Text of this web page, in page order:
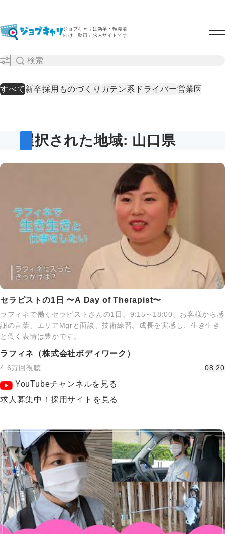
ジョブキャリは新卒・転職者
向け「動画」求人サイトです
すべて新卒採用 ものづくり ガテン系 ドライバー営業医療・
選択された地域: 山口県
セラピストの1日 〜A Day of Therapist〜
ラフィネで働くセラピストさんの1日。9:15～18:00、お客様から感
謝の言葉、エリアMgrと面談、技術練習。成長を実感し、生き生き
と働く表情は豊かです。
ラフィネ（株式会社ボディワーク）
4.6万回視聴 08:20
YouTubeチャンネルを見る
求人募集中！採用サイトを見る